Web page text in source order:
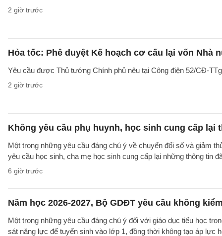
2 giờ trước
Hỏa tốc: Phê duyệt Kế hoạch cơ cấu lại vốn Nhà
Yêu cầu được Thủ tướng Chính phủ nêu tại Công điện 52/CĐ-
2 giờ trước
Không yêu cầu phụ huynh, học sinh cung cấp lại
Một trong những yêu cầu đáng chú ý về chuyển đổi số và giảm
yêu cầu học sinh, cha mẹ học sinh cung cấp lại những thông tin
6 giờ trước
Năm học 2026-2027, Bộ GDĐT yêu cầu không
Một trong những yêu cầu đáng chú ý đối với giáo dục tiểu học
sát năng lực để tuyển sinh vào lớp 1, đồng thời không tạo áp